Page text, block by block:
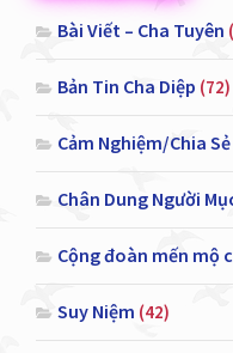
Bài Viết – Cha Tuyên
Bản Tin Cha Diệp (72)
Cảm Nghiệm/Chia Sẻ
Chân Dung Người
Cộng đoàn mến mộ
Suy Niệm (42)